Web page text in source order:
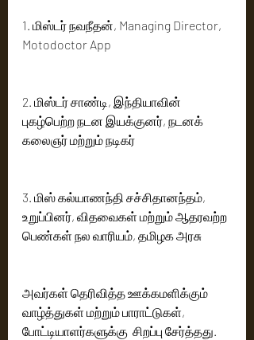
1. மிஸ்டர் நவநீதன், Managing Director,
Motodoctor App
2. மிஸ்டர் சாண்டி, இந்தியாவின்
புகழ்பெற்ற நடன இயக்குனர், நடனக்
கலைஞர் மற்றும் நடிகர்
3. மிஸ் கல்யாணந்தி சச்சிதானந்தம்,
உறுப்பினர், விதவைகள் மற்றும் ஆதரவற்ற
பெண்கள் நல வாரியம், தமிழக அரசு
அவர்கள் தெரிவித்த ஊக்கமளிக்கும்
வாழ்த்துகள் மற்றும் பாராட்டுகள்,
போட்டியாளர்களுக்கு  சிறப்பு சேர்த்தது.